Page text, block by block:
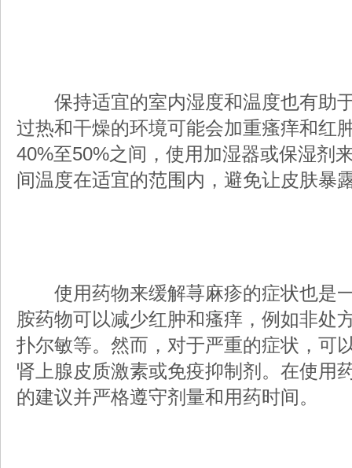
保持适宜的室内湿度和温度也有助
过热和干燥的环境可能会加重瘙痒和红
40%至50%之间，使用加湿器或保湿剂
间温度在适宜的范围内，避免让皮肤暴
使用药物来缓解荨麻疹的症状也是
胺药物可以减少红肿和瘙痒，例如非处
扑尔敏等。然而，对于严重的症状，可
肾上腺皮质激素或免疫抑制剂。在使用
的建议并严格遵守剂量和用药时间。